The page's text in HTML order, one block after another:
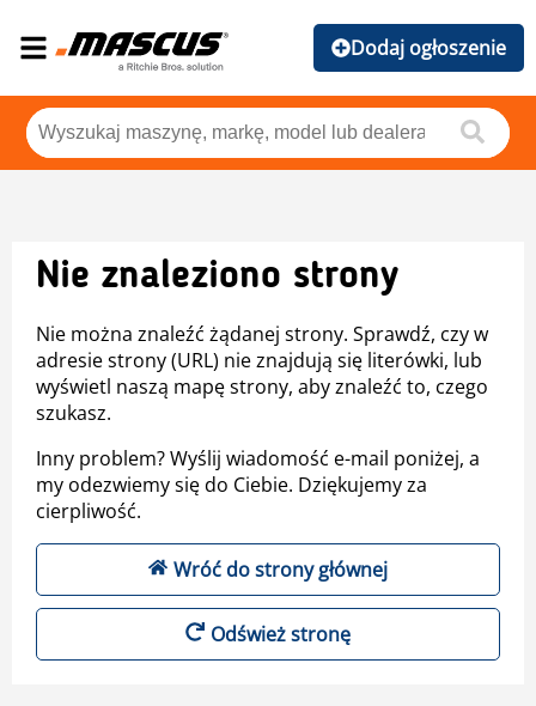
Dodaj ogłoszenie
Nie znaleziono strony
Nie można znaleźć żądanej strony. Sprawdź, czy w
adresie strony (URL) nie znajdują się literówki, lub
wyświetl naszą mapę strony, aby znaleźć to, czego
szukasz.
Inny problem? Wyślij wiadomość e-mail poniżej, a
my odezwiemy się do Ciebie. Dziękujemy za
cierpliwość.
Wróć do strony głównej
Odśwież stronę